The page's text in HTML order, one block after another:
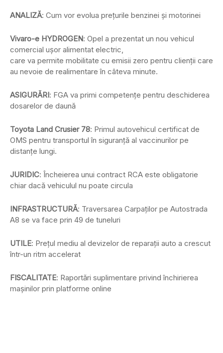
ANALIZĂ: Cum vor evolua prețurile benzinei și motorinei
Vivaro-e HYDROGEN: Opel a prezentat un nou vehicul
comercial ușor alimentat electric,
care va permite mobilitate cu emisii zero pentru clienții care
au nevoie de realimentare în câteva minute.
ASIGURĂRI: FGA va primi competențe pentru deschiderea
dosarelor de daună
Toyota Land Crusier 78: Primul autovehicul certificat de
OMS pentru transportul în siguranță al vaccinurilor pe
distanțe lungi.
JURIDIC: Încheierea unui contract RCA este obligatorie
chiar dacă vehiculul nu poate circula
INFRASTRUCTURĂ: Traversarea Carpaților pe Autostrada
A8 se va face prin 49 de tuneluri
UTILE: Preţul mediu al devizelor de reparaţii auto a crescut
într-un ritm accelerat
FISCALITATE: Raportări suplimentare privind închirierea
maşinilor prin platforme online